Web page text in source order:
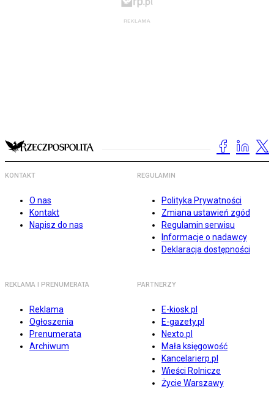
KONTAKT
O nas
Kontakt
Napisz do nas
REGULAMIN
Polityka Prywatności
Zmiana ustawień zgód
Regulamin serwisu
Informacje o nadawcy
Deklaracja dostępności
REKLAMA I PRENUMERATA
Reklama
Ogłoszenia
Prenumerata
Archiwum
PARTNERZY
E-kiosk.pl
E-gazety.pl
Nexto.pl
Mała księgowość
Kancelarierp.pl
Wieści Rolnicze
Życie Warszawy